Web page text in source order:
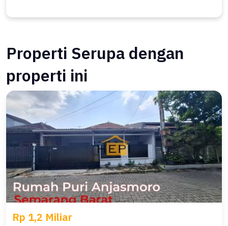
Properti Serupa dengan
properti ini
Rp 1,2 Miliar